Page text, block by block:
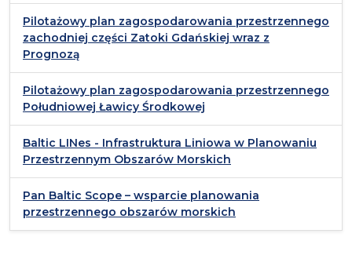
Pilotażowy plan zagospodarowania przestrzennego
zachodniej części Zatoki Gdańskiej wraz z
Prognozą
Pilotażowy plan zagospodarowania przestrzennego
Południowej Ławicy Środkowej
Baltic LINes - Infrastruktura Liniowa w Planowaniu
Przestrzennym Obszarów Morskich
Pan Baltic Scope – wsparcie planowania
przestrzennego obszarów morskich